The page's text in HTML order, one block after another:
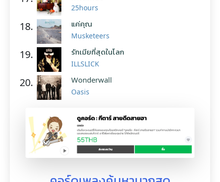
25hours
18. แค่คุณ
Musketeers
19. รักเมียที่สุดในโลก
ILLSLICK
20. Wonderwall
Oasis